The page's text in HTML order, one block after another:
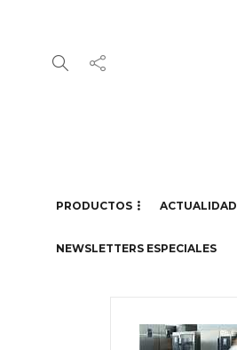
PRODUCTOS ACTUALIDAD
NEWSLETTERS ESPECIALES